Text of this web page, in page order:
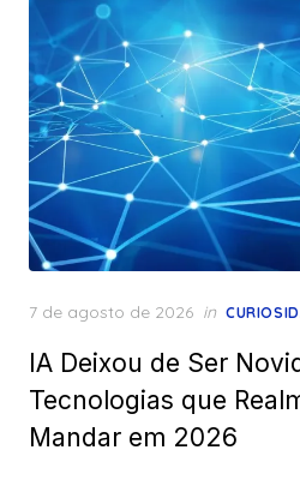
Posted
7 de agosto de 2026 in
IA Deixou de Ser
Tecnologias que
Mandar em 2026